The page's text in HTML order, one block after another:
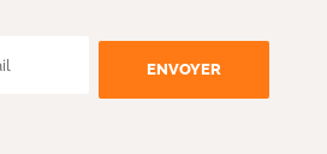
ENVOYER